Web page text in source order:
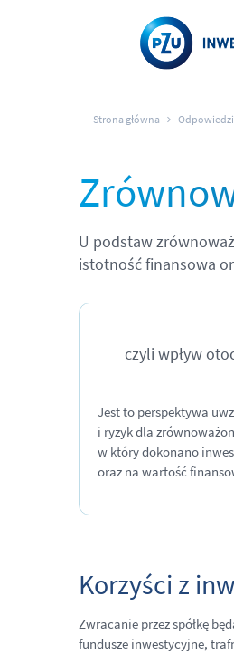
Strona główna
U podstaw
istotność finansowa
czyli wpływ
Jest to perspektywa
i ryzyk dla
w który dokonano
oraz na wartość
Korzyści z
Zwracanie przez spółkę
fundusze inwestycyjne,